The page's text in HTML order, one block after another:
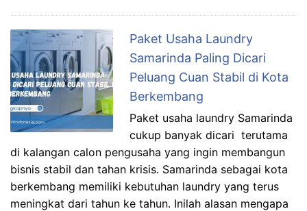
Paket Usaha Laundry
Samarinda Paling Dicari
Peluang Cuan Stabil di Kota
Berkembang
Paket usaha laundry Samarinda
cukup banyak dicari terutama
di kalangan calon pengusaha yang ingin membangun
bisnis stabil dan tahan krisis. Samarinda sebagai kota
berkembang memiliki kebutuhan laundry yang terus
meningkat dari tahun ke tahun. Inilah alasan mengapa